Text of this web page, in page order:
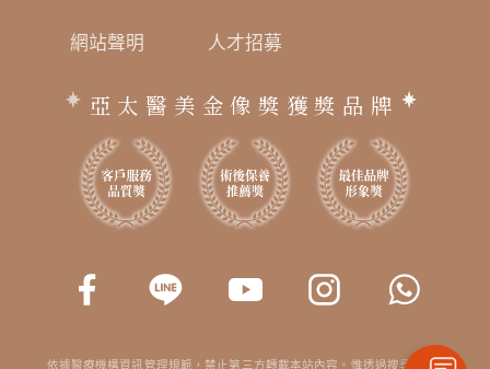
網站聲明 人才招募
亞太醫美金像獎獲獎品牌
依據醫療機構資訊管理規範，禁止第三方轉載本站內容。惟透過搜尋